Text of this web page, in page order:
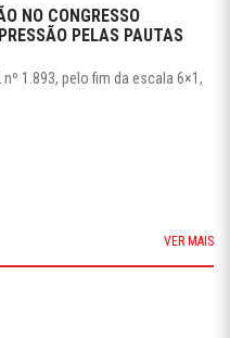
NO CONGRESSO
PELAS PAUTAS
1.893, pelo fim da escala 6×1,
VER MAIS